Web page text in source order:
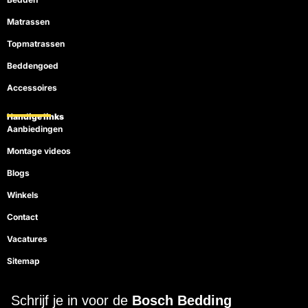
Matrassen
Topmatrassen
Beddengoed
Accessoires
Handige links
Aanbiedingen
Montage videos
Blogs
Winkels
Contact
Vacatures
Sitemap
Schrijf je in voor de Bosch Bedding